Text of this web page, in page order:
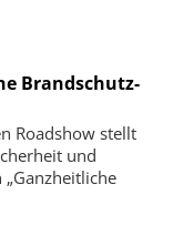
Brandschutz-
Roadshow stellt
und